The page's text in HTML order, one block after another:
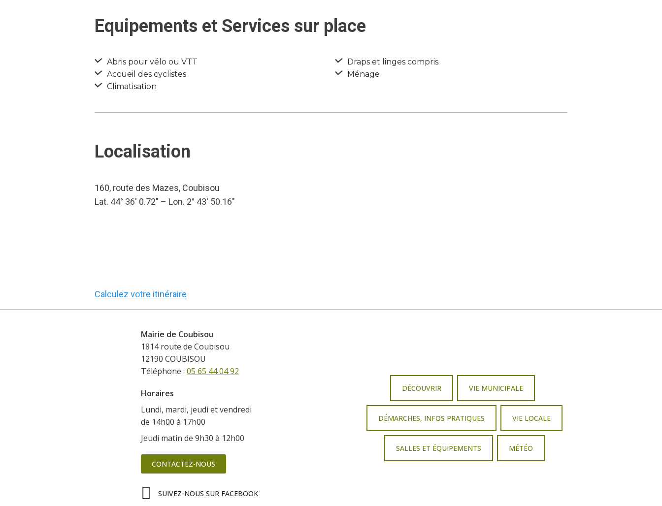
Equipements et Services sur place
Abris pour vélo ou VTT
Accueil des cyclistes
Climatisation
Draps et linges compris
Ménage
Localisation
160, route des Mazes, Coubisou
Lat. 44° 36′ 0.72″ – Lon. 2° 43′ 50.16″
Calculez votre itinéraire
Mairie de Coubisou
1814 route de Coubisou
12190 COUBISOU
Téléphone : 05 65 44 04 92
Horaires
Lundi, mardi, jeudi et vendredi
de 14h00 à 17h00
Jeudi matin de 9h30 à 12h00
CONTACTEZ-NOUS
SUIVEZ-NOUS SUR FACEBOOK
DÉCOUVRIR VIE MUNICIPALE
DÉMARCHES, INFOS PRATIQUES VIE LOCALE
SALLES ET ÉQUIPEMENTS MÉTÉO